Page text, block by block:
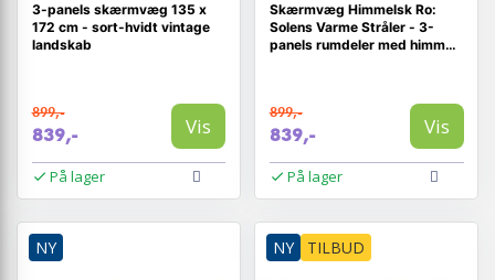
3-panels skærmvæg 135 x
172 cm - sort-hvidt vintage
landskab
899,-
839,- Vis
På lager
Skærmvæg Himmelsk Ro:
Solens Varme Stråler - 3-
panels rumdeler med himmel
899,-
839,- Vis
På lager
NY NY TILBUD